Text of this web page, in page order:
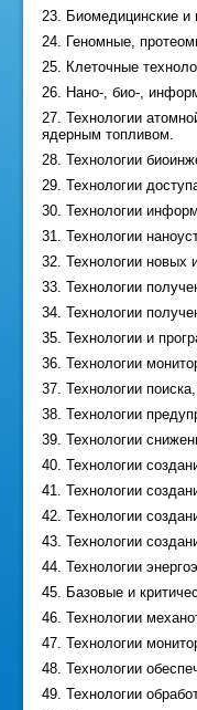
23. Биомедицинские и
24. Геномные,
25. Клеточные
26. Нано-, био-,
27. Технологии
ядерным топливом.
28. Технологии
29. Технологии
30. Технологии
31. Технологии
32. Технологии новых
33. Технологии
34. Технологии
35. Технологии и
36. Технологии
37. Технологии
38. Технологии
39. Технологии
40. Технологии
41. Технологии
42. Технологии
43. Технологии
44. Технологии
45. Базовые и
46. Технологии
47. Технологии
48. Технологии
49. Технологии